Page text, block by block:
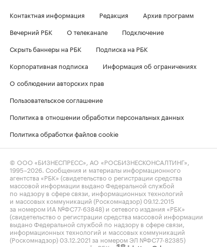
Контактная информация Редакция
Архив программ
Вечерний РБК
О телеканале
Подключение
Скрыть баннеры на РБК
Подписка на РБК
Корпоративная подписка
Информация об ограничениях
О соблюдении авторских прав
Пользовательское соглашение
Политика в отношении обработки персональных данных
Политика обработки файлов cookie
© ООО «БИЗНЕСПРЕСС», АО «РОСБИЗНЕСКОНСАЛТИНГ»,
1995–2026 . Сообщения и материалы информационного
агентства «РБК» (свидетельство о регистрации средства
массовой информации выдано Федеральной службой
по надзору в сфере связи, информационных технологий
и массовых коммуникаций (Роскомнадзор) 09.12.2015
за номером ИА №ФС77-63848) и сетевого издания «РБК»
(свидетельство о регистрации средства массовой информации
выдано Федеральной службой по надзору в сфере связи,
информационных технологий и массовых коммуникаций
(Роскомнадзор) 03.12.2021 за номером ЭЛ №ФС77-82385)